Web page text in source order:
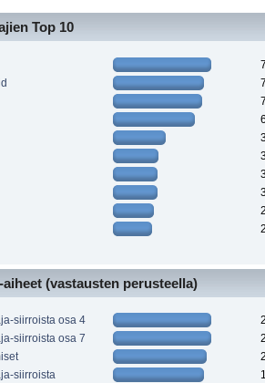
Top 10
aiheet (vastausten perusteella)
siirroista osa 4
siirroista osa 7
siirroista